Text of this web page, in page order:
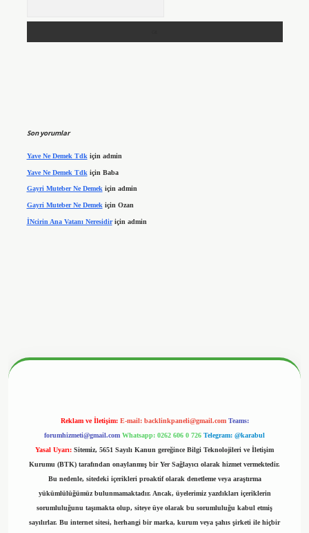
Son yorumlar
Yave Ne Demek Tdk için admin
Yave Ne Demek Tdk için Baba
Gayri Muteber Ne Demekiçin admin
Gayri Muteber Ne Demek için Ozan
İNcirin Ana Vatanı Neresidiriçin admin
Reklam ve İletişim: E-mail: backlinkpaneli@gmail.com Teams:
forumhizmeti@gmail.com Whatsapp: 0262 606 0 726 Telegram: @karabul
Yasal Uyarı: Sitemiz, 5651 Sayılı Kanun gereğince Bilgi Teknolojileri ve İletişim
Kurumu (BTK) tarafından onaylanmış bir Yer Sağlayıcı olarak hizmet vermektedir.
Bu nedenle, sitedeki içerikleri proaktif olarak denetleme veya araştırma
yükümlülüğümüz bulunmamaktadır. Ancak, üyelerimiz yazdıkları içeriklerin
sorumluluğunu taşımakta olup, siteye üye olarak bu sorumluluğu kabul etmiş
sayılırlar. Bu internet sitesi, herhangi bir marka, kurum veya şahıs şirketi ile hiçbir